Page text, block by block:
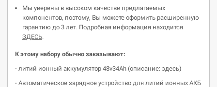
Мы уверены в высоком качестве предлагаемых
компонентов, поэтому, Вы можете оформить расширенную
гарантию до 3 лет. Подробная информация находится
ЗДЕСЬ.
К этому набору обычно заказывают:
- литий ионный аккумулятор 48v34Ah (описание: здесь)
- Автоматическое зарядное устройство для литий ионных АКБ